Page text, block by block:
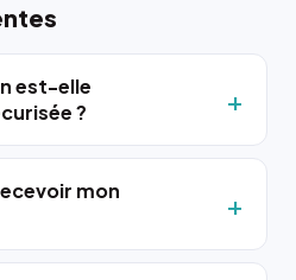
est-elle
?
mon